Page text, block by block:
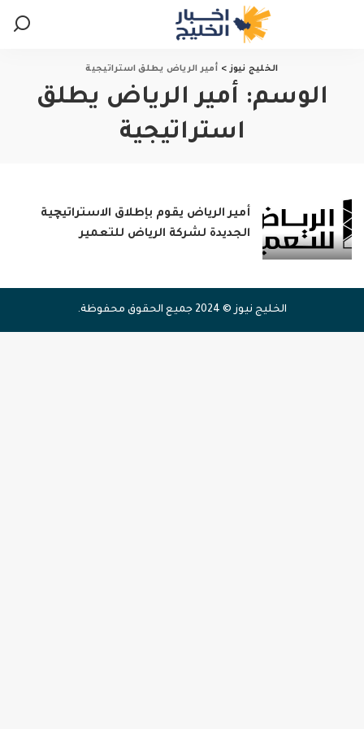
الخليج نيوز> أمير الرياض يطلق استراتيجية
الوسم: أمير الرياض يطلق
استراتيجية
أمير الرياض يقوم بإطلاق الاستراتيچية
الجديدة لشركة الرياض للتعمير
الخليج نيوز © 2024 جميع الحقوق محفوظة.